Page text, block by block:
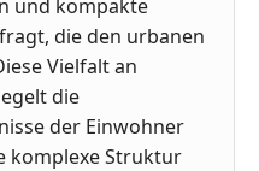
und kompakte
die den urbanen
Vielfalt an
die
der Einwohner
komplexe Struktur